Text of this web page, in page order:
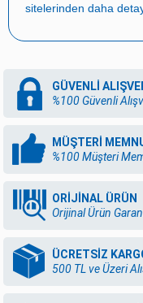
sitelerinden daha
GÜVENLİ
%100 Güvenli
MÜŞTERİ
%100 Müşteri
ORİJİNAL ÜRÜN
Orijinal Ürün
ÜCRETSİZ
500 TL ve Üzeri